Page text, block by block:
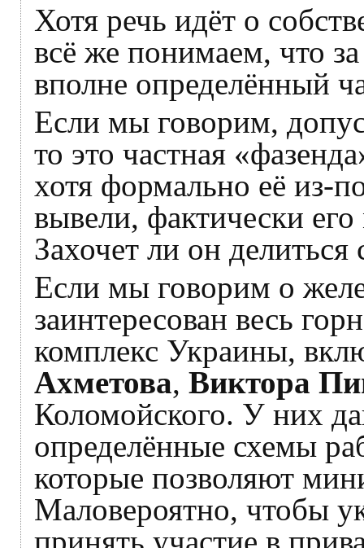
Хотя речь идёт о
всё же понимаем, что
вполне определённый
Если мы говорим,
то это частная
хотя формально её из-
вывели, фактически
Захочет ли он
Если мы говорим о
заинтересован весь
комплекс Украины,
Ахметова, Виктора
Коломойского. У них
определённые схемы
которые позволяют
Маловероятно, чтобы
принять участие в